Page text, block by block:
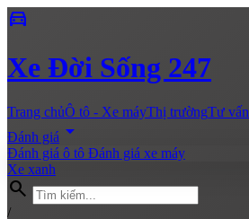
directions_car
Xe Đời Sống 247
Trang chủÔ tô - Xe máyThị trườngTư vấn
Đánh giá arrow_drop_down
Đánh giá ô tô Đánh giá xe máy
Xe xanh
search
/